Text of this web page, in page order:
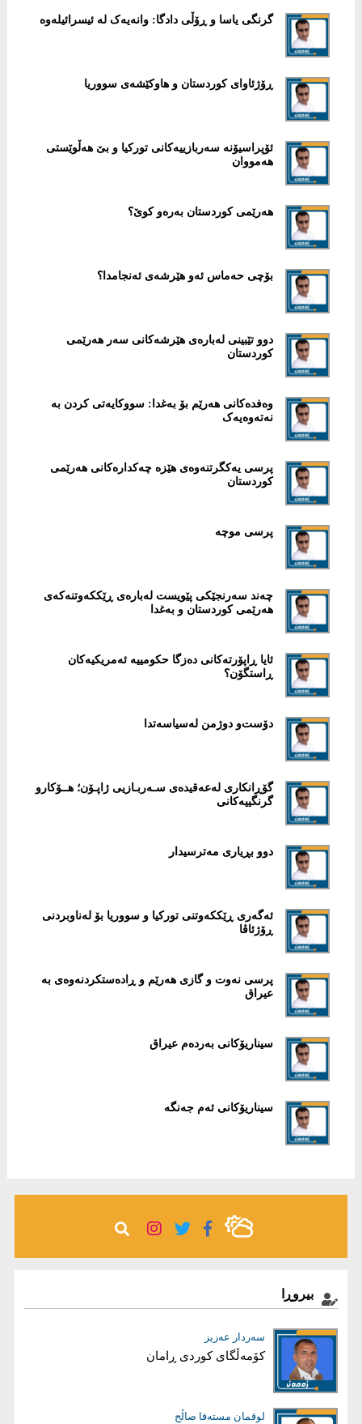
گرنگی یاسا و ڕۆڵی دادگا: وانەیەک لە ئيسرائیلەوە
ڕۆژئاوای کوردستان و هاوکێشەی سووريا
ئۆپراسيۆنە سەربازييەکانی تورکيا و بێ هەڵوێستی
هەمووان
هەرێمی کوردستان بەرەو کوێ؟
بۆچی حەماس ئەو هێرشەی ئەنجامدا؟
دوو تێبينی لەبارەی هێرشەکانی سەر هەرێمی
کوردستان
وەفدەکانی هەرێم بۆ بەغدا: سووکایەتی کردن بە
نەتەوەیەک
پرسی یەکگرتنەوەی هێزە چەکدارەکانی هەرێمی
کوردستان
پرسی موچە
چەند سەرنجێکی پێويست لەبارەی ڕێککەوتنەکەی
هەرێمی کوردستان و بەغدا
ئایا ڕاپۆرتەکانی دەزگا حکومييە ئەمريکيەکان
ڕاستگۆن؟
دۆست‌و دوژمن لەسیاسەتدا
گۆڕانكاری لەعەقیدەی سـەربـازیی ژاپـۆن؛ هــۆكارو
گرنگییەكانی
دوو بڕياری مەترسيدار
ئەگەری ڕێککەوتنی تورکيا و سووريا بۆ لەناوبردنی
ڕۆژئاڤا
پرسی نەوت و گازی هەرێم و ڕادەستکردنەوەی بە
عيراق
سيناريۆکانی بەردەم عيراق
سيناريۆکانی ئەم جەنگە
بیروڕا
سەردار عەزیز
کۆمەڵگای کوردی ڕامان
لوقمان مستەفا صاڵح
بڵند دلێر شاوەیس
قەیرانی دارایی عێراق، کەمی داهات
فارس نەورۆڵی